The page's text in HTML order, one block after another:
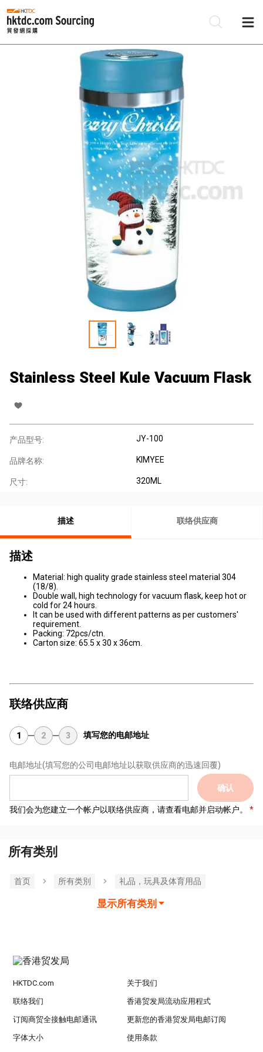
Stainless Steel Kule Vacuum Flask
产品型号: JY-100
品牌名称: KIMYEE
尺寸: 320ML
描述 联络供应商
描述
Material: high quality grade stainless steel material 304
(18/8).
Double wall, high technology for vacuum flask, keep hot or
cold for 24 hours.
It can be used with different patterns as per customers'
requirement.
Packing: 72pcs/ctn.
Carton size: 65.5 x 30 x 36cm.
联络供应商
1 2 3 填写您的电邮地址
电邮地址(填写您的公司电邮地址以获取供应商的迅速回覆)
确认
我们会为您建立一个帐户以联络供应商，请查看电邮并启动帐户。
所有类别
首页 所有类別 礼品，玩具及体育用品
显示所有类别
HKTDC.com 关于我们
联络我们 香港贸发局流动应用程式
订阅商贸全接触电邮通讯 更新您的香港贸发局电邮订阅
字体大小 使用条款